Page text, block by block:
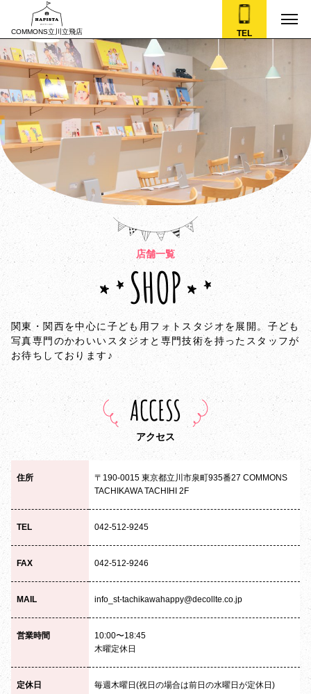
COMMONS立川立飛店 TEL
店舗一覧
SHOP
関東・関西を中心に子ども用フォトスタジオを展開。子ども
写真専門のかわいいスタジオと専門技術を持ったスタッフが
お待ちしております♪
ACCESS
アクセス
住所
〒190-0015 東京都立川市泉町935番27 COMMONS
TACHIKAWA TACHIHI 2F
TEL 042-512-9245
FAX 042-512-9246
MAIL info_st-tachikawahappy@decollte.co.jp
営業時間
10:00〜18:45
木曜定休日
定休日 毎週木曜日(祝日の場合は前日の水曜日が定休日)